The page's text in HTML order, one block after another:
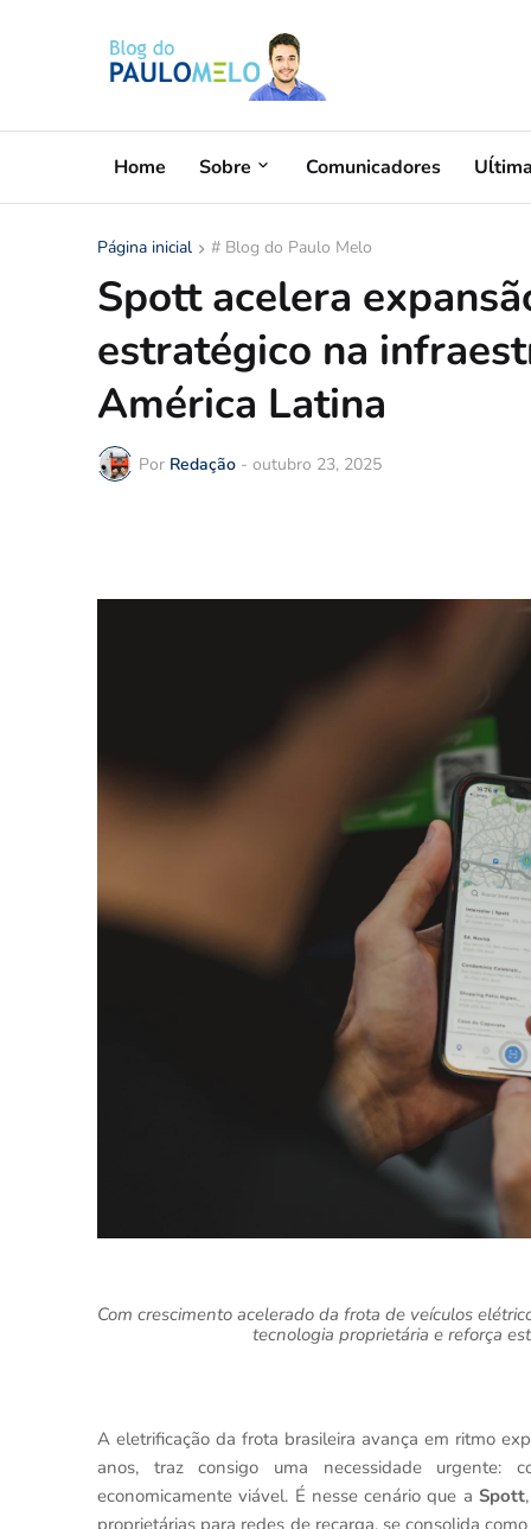
Home Sobre Comunicadores
Página inicial # Blog do Paulo Melo
Spott acelera
estratégico na
América Latina
Por Redação - outubro 23, 2025
Com crescimento acelerado da frota de veículos
tecnologia proprietária e reforça
A eletrificação da frota brasileira avança em ritmo
anos, traz consigo uma necessidade urgente:
economicamente viável. É nesse cenário que a Spott
proprietárias para redes de recarga, se consolida